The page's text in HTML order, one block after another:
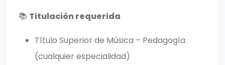
📚 Titulación requerida
Título Superior de Música – Pedagogía
(cualquier especialidad)